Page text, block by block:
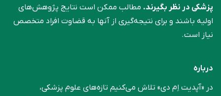
پزشکی در نظر بگیرند. مطالب ممکن است نتایج پژوهش‌های
اولیه باشند و برای نتیجه‌گیری از آنها به قضاوت افراد متخصص
نیاز است.
درباره
در «آپدیت اِم دی» تلاش می‌کنیم تازه‌های علوم پزشکی،